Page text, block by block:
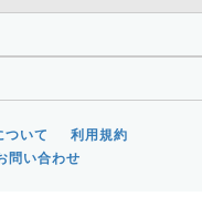
ついて
利用規約
問い合わせ